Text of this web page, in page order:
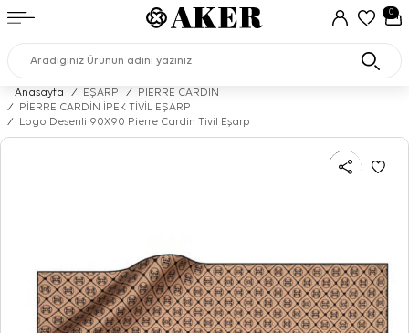
0
Anasayfa / EŞARP /
PIERRE CARDIN
/
PİERRE CARDİN İPEK TİVİL EŞARP
/
Logo Desenli 90X90 Pierre Cardin Tivil Eşarp